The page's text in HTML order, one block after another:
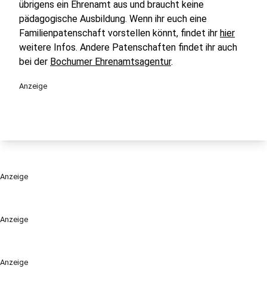
Anzeige
Anzeige
übrigens ein Ehrenamt aus und braucht keine
pädagogische Ausbildung. Wenn ihr euch eine
Familienpatenschaft vorstellen könnt, findet ihr hier
weitere Infos. Andere Patenschaften findet ihr auch
bei der Bochumer Ehrenamtsagentur.
Anzeige
Anzeige